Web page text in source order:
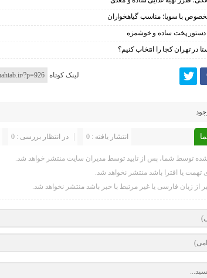
با سویا؛ مناسب گیاهخواران
دستور پخت ساده و خوشمزه
در تهران کجا را انتخاب کنیم؟
لینک کوتاه
در انتظار بررسی : 0 انتشار یافته : 0
توسط شما، پس از تایید توسط مدیران سایت منتشر خواهد شد.
تهمت یا افترا باشد منتشر نخواهد شد.
از زبان فارسی یا غیر مرتبط با خبر باشد منتشر نخواهد شد.